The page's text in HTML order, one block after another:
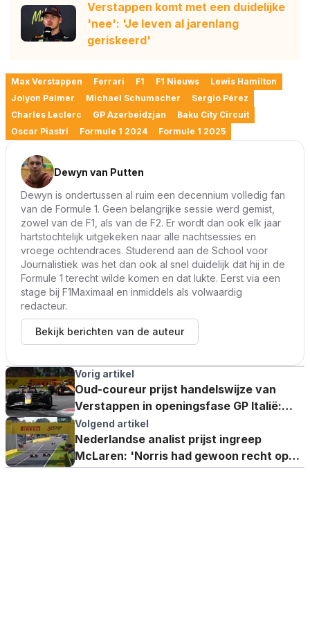
Verstappen komt met een duidelijke
'nee': 'Je leven al jarenlang
geriskeerd'
Max Verstappen Ferrari F1 F1 Nieuws
Lewis Hamilton
Jolyon Palmer
Michael Schumacher
Sergio Pérez
Charles Leclerc
GP Azerbeidzjan
Baku City Circuit
Oscar Piastri
Formule 1 2024 Formule 1 2025
Dewyn van Putten
Dewyn is ondertussen al ruim een decennium volledig fan
van de Formule 1. Geen belangrijke sessie werd gemist,
zowel van de F1, als van de F2. Er wordt dan ook elk jaar
hartstochtelijk uitgekeken naar alle nachtsessies en
vroege ochtendraces. Studerend aan de School voor
Journalistiek was het dan ook al snel duidelijk dat hij in de
Formule 1 terecht wilde komen en dat lukte. Eerst via een
stage bij F1Maximaal en inmiddels als volwaardig
redacteur.
Bekijk berichten van de auteur
Vorig artikel
Oud-coureur prijst handelswijze van
Verstappen in openingsfase GP Italië:
'Stijlvolle zet van Max'
Volgend artikel
Nederlandse analist prijst ingreep
McLaren: 'Norris had gewoon recht op
de tweede plek'